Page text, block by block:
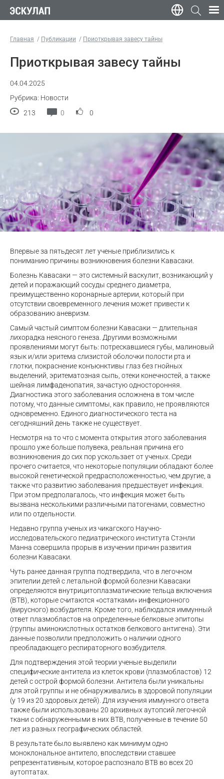
Главная Публикации Приоткрывая завесу тайны
Приоткрывая завесу тайны
04.04.2025
Рубрика: Новости
213
0 0
Впервые за пятьдесят лет ученые приблизились к
пониманию причины возникновения болезни Кавасаки.
Болезнь Кавасаки — это системный васкулит, возникающий у
детей и поражающий сосуды среднего диаметра,
преимущественно коронарные артерии, который при
отсутствии своевременного лечения может привести к
образованию аневризм.
Самый частый симптом болезни Кавасаки — длительная
лихорадка неясного генеза. Другими возможными
проявлениями могут быть: потрескавшиеся губы, малиновый
язык и/или эритема слизистой оболочки полости рта и
глотки, покраснение конъюнктивы глаз без гнойных
выделений, эритематозная сыпь, отеки конечностей, а также
шейная лимфаденопатия, зачастую односторонняя.
Диагностика этого заболевания осложнена в том числе
потому, что данные симптомы, как правило, не проявляются
одновременно. Единого диагностического теста на
сегодняшний день также не существует.
Несмотря на то что с момента открытия этого заболевания
прошло уже больше полувека, реальная причина его
возникновения до сих пор ускользает от ученых. Среди
прочего считается, что некоторые популяции обладают более
высокой генетической предрасположенностью, чем другие, а
также что развитию заболевания предшествует инфекция.
При этом предполагалось, что инфекция может быть
вызвана несколькими различными патогенами, совместно
или по отдельности.
Недавно группа ученых из чикагского Научно-
исследовательского педиатрического института Стэнли
Манна совершила прорыв в изучении причин развития
болезни Кавасаки.
Чуть ранее данная группа подтвердила, что в легочном
эпителии детей с летальной формой болезни Кавасаки
определяются внутрицитоплазматические тельца включения
(ВТВ), которые считаются «остатками» инфекционного
(вирусного) возбудителя. Кроме того, наблюдался иммунный
ответ плазмобластов на определенные белковые эпитопы
(группы аминокислотных остатков белкового антигена). Эти
данные позволили предположить о наличии одного
преобладающего респираторного возбудителя.
Для подтверждения этой теории ученые выделили
специфические антитела из клеток крови (плазмобластов) 12
детей с острой формой болезни. Антитела были уникальны
для этой группы и не обнаруживались в здоровой популяции
(у 19 из 20 здоровых детей). Для изучения иммунного ответа
также были использованы 20 архивных аутопсий легочной
ткани с обнаруженными в них ВТВ, полученные в течение 50
лет из разных географических областей.
В результате было выявлено как минимум одно
моноклональное антитело, впоследствии ставшее
репрезентативным, которое распознало ВТВ во всех 20
аутоптатах.